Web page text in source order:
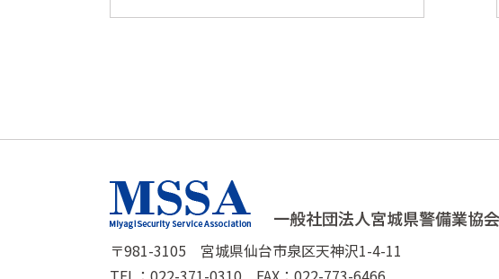
〒981-3105 宮城県仙台市泉区天神沢1-4-11